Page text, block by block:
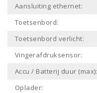
Aansluiting ethernet:
Toetsenbord:
Toetsenbord verlicht:
Vingerafdruksensor:
Accu / Batterij duur (max):
Oplader: